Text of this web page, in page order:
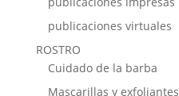
publicaciones virtuales
ROSTRO
Cuidado de la barba
Mascarillas y exfoliantes